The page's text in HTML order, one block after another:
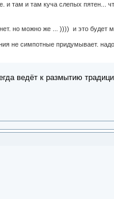
и там и там куча слепых пятен...
но можно же ... )))) и это будет
не симпотные придумывает.
ведёт к размытию